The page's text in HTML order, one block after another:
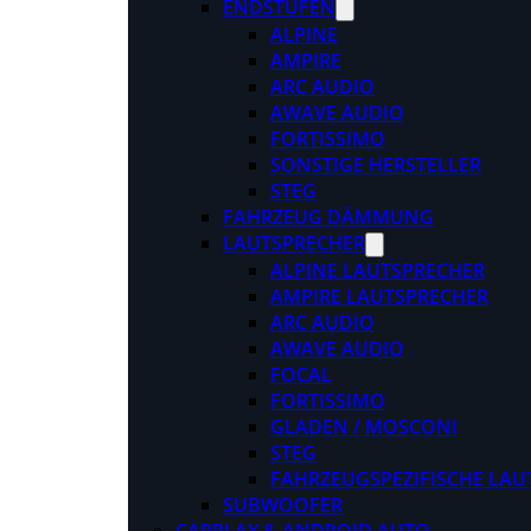
ENDSTUFEN
ALPINE
AMPIRE
ARC AUDIO
AWAVE AUDIO
FORTISSIMO
SONSTIGE HERSTELLER
STEG
FAHRZEUG DÄMMUNG
LAUTSPRECHER
ALPINE LAUTSPRECHER
AMPIRE LAUTSPRECHER
ARC AUDIO
AWAVE AUDIO
FOCAL
FORTISSIMO
GLADEN / MOSCONI
STEG
FAHRZEUGSPEZIFISCHE
SUBWOOFER